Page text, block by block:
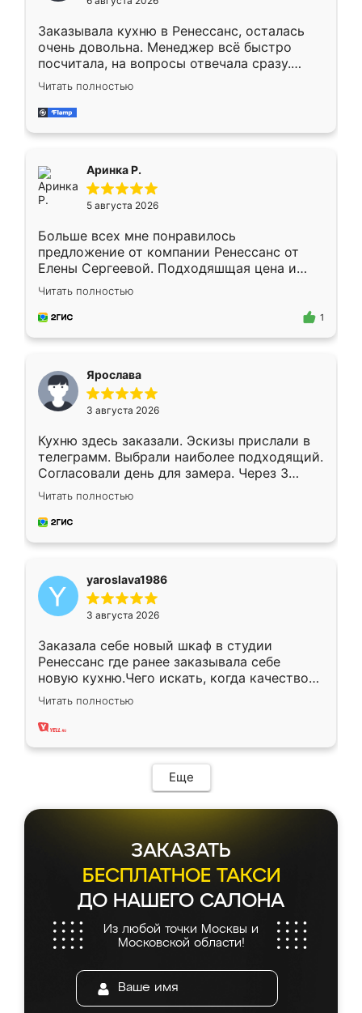
мебели буду заказывать только здесь.
Заказывала кухню в Ренессанс, осталась
очень довольна. Менеджер всё быстро
посчитала, на вопросы отвечала сразу.
Замерщик приехал в субботу, подошёл к
делу со всей ответственностью. Собрали
за день, ребята работали аккуратно, даже
Читать полностью
Аринка Р.
5 августа 2026
Больше всех мне понравилось
предложение от компании Ренессанс от
Елены Сергеевой. Подходяшщая цена и
короткие сроки изготовления. Приехавший
для замера сотрудник Владислав
предложил по моему эскизу самый
Читать полностью
1
Ярослава
3 августа 2026
Кухню здесь заказали. Эскизы прислали в
телеграмм. Выбрали наиболее подходящий.
Согласовали день для замера. Через 3
недели кухня была уже готова. Остались
довольны работой. Спасибо Ренессанс
мебель за качественную работу!
Читать полностью
yaroslava1986
3 августа 2026
Заказала себе новый шкаф в студии
Ренессанс где ранее заказывала себе
новую кухню.Чего искать, когда качеством
вполне довольна. Служит кухня уже почти
два года, нареканий нет.
Читать полностью
Еще
ЗАКАЗАТЬ
БЕСПЛАТНОЕ ТАКСИ
ДО НАШЕГО САЛОНА
Из любой точки Москвы и
Московской области!